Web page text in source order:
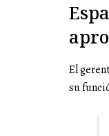
El
su